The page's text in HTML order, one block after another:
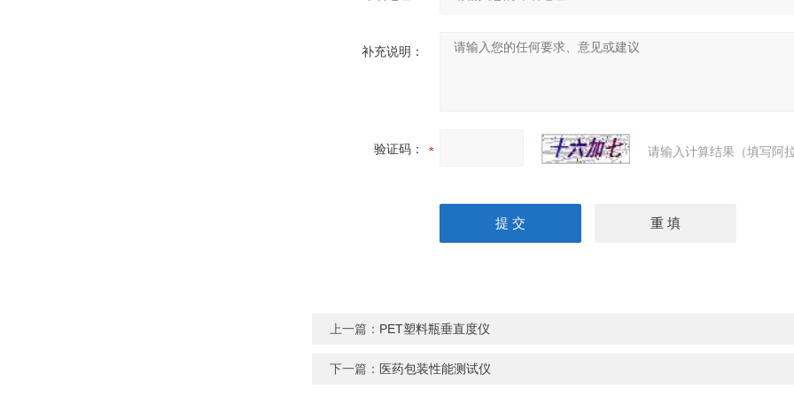
补充说明：
验证码： 请输入计算结果（填写阿
上一篇： PET塑料瓶垂直度仪
下一篇： 医药包装性能测试仪